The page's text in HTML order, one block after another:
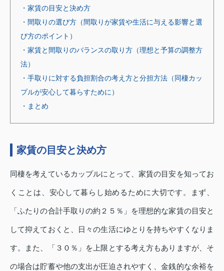
・家賃の目安と決め方
・間取りの選び方（間取りが家賃や生活に与える影響と選
び方のポイント）
・家賃と間取りのバランスの取り方（理想と予算の調整方
法）
・手取りに対する負担割合の考え方と分担方法（同棲カッ
プルが安心して暮らすために）
・まとめ
家賃の目安と決め方
同棲を考えているカップルにとって、家賃の目安を知ってお
くことは、安心して暮らし始めるために大切です。まず、
「ふたりの合計手取りの約２５％」を理想的な家賃の目安と
して抑えておくと、日々の生活にゆとりを持ちやすくなりま
す。また、「３０％」を上限とする考え方もありますが、そ
の場合は貯蓄や他の支出が圧迫されやすく、金銭的な余裕を